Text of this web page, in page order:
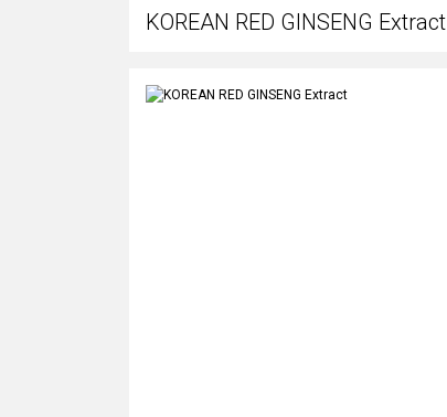
KOREAN RED GINSENG Extract